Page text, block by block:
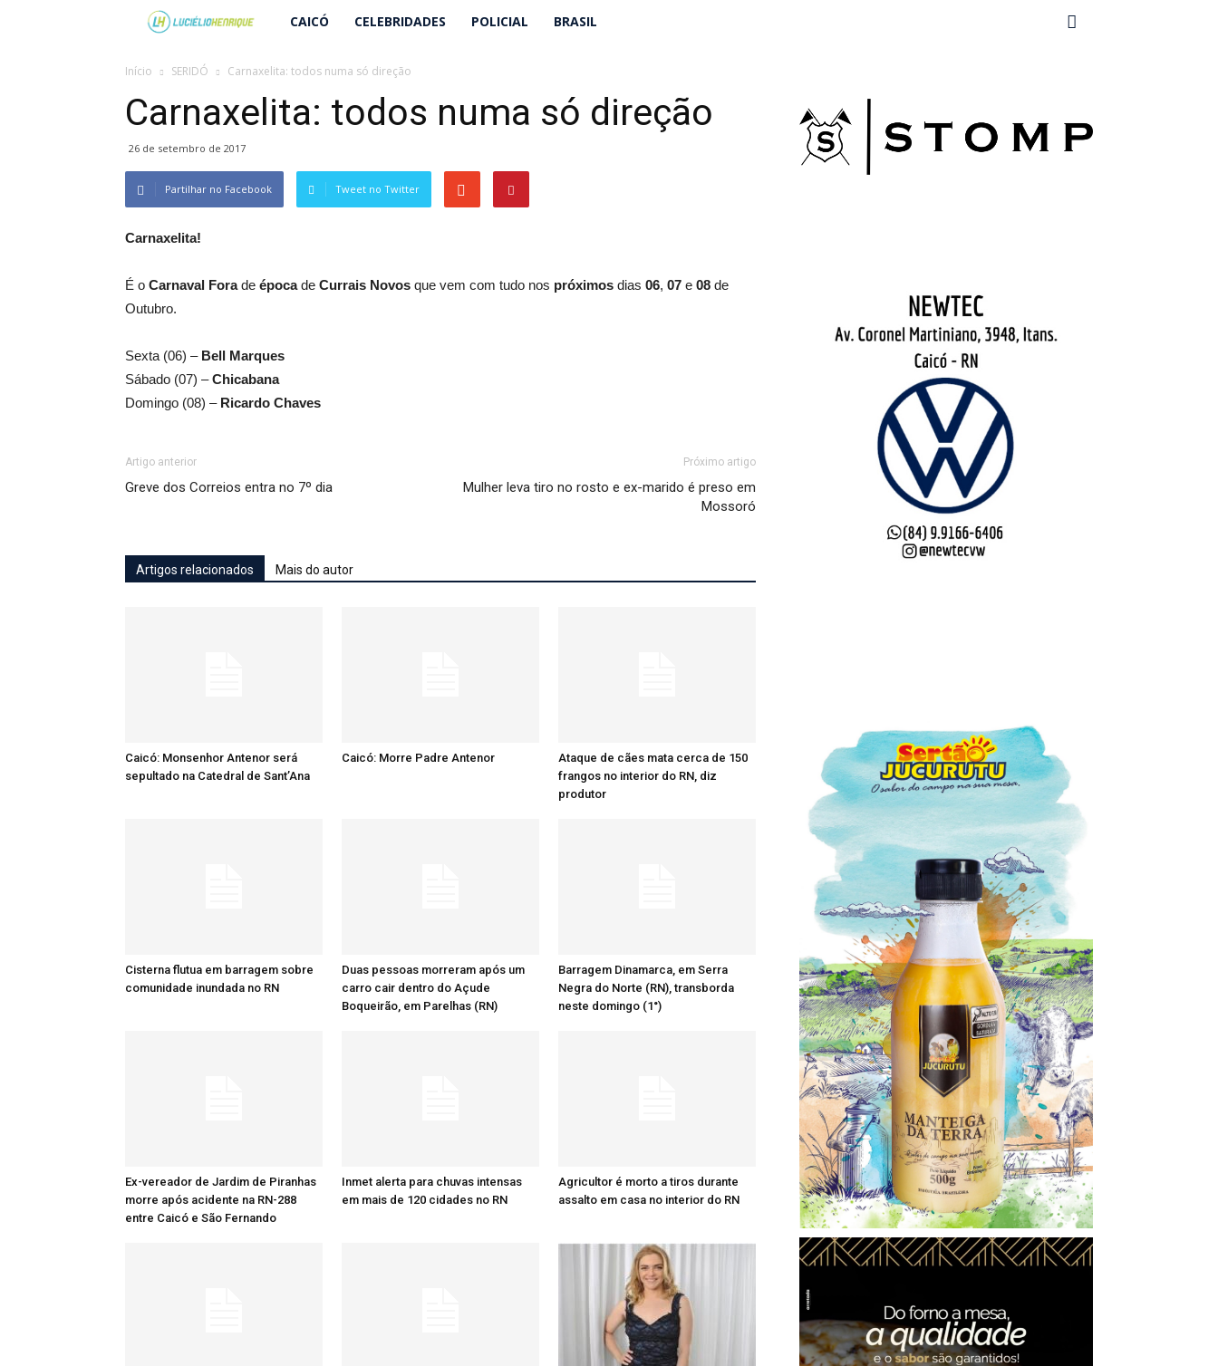
Lucielio
Henrique
CAICÓ CELEBRIDADES POLICIAL BRASIL
Início SERIDÓ Carnaxelita: todos numa só direção
Carnaxelita: todos numa só direção
26 de setembro de 2017
Partilhar no Facebook Tweet no Twitter
Carnaxelita!
É o Carnaval Forade épocade Currais Novos que vem com tudo nos próximos dias 06, 07 e 08 de
Outubro.
Sexta (06) – Bell Marques
Sábado (07) –Chicabana
Domingo (08) – Ricardo Chaves
Artigo anterior
Greve dos Correios entra no 7º dia
Próximo artigo
Mulher leva tiro no rosto e ex-marido é preso em
Mossoró
Artigos relacionados Mais do autor
Caicó: Monsenhor Antenor será
sepultado na Catedral de Sant’Ana
Caicó: Morre Padre Antenor
Ataque de cães mata cerca de 150
frangos no interior do RN, diz
produtor
Cisterna flutua em barragem sobre
comunidade inundada no RN
Duas pessoas morreram após um
carro cair dentro do Açude
Boqueirão, em Parelhas (RN)
Barragem Dinamarca, em Serra
Negra do Norte (RN), transborda
neste domingo (1°)
Ex-vereador de Jardim de Piranhas
morre após acidente na RN-288
entre Caicó e São Fernando
Inmet alerta para chuvas intensas
em mais de 120 cidades no RN
Agricultor é morto a tiros durante
assalto em casa no interior do RN